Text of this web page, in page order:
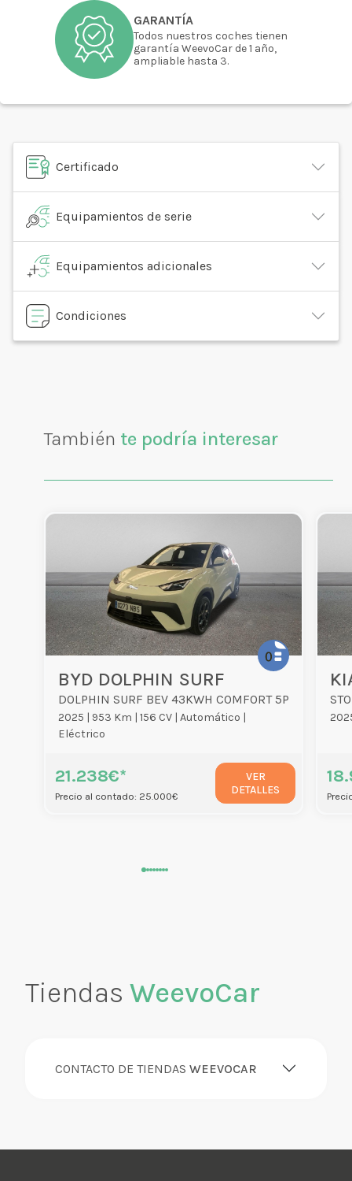
GARANTÍA
Todos nuestros coches tienen
garantía WeevoCar de 1 año,
ampliable hasta 3.
Certificado
Equipamientos de serie
Equipamientos adicionales
Condiciones
También te podría interesar
BYD DOLPHIN SURF
DOLPHIN SURF BEV 43KWH COMFORT 5P
2025 | 953 Km | 156 CV | Automático |
Eléctrico
21.238€*
Precio al contado: 25.000€
VER
DETALLES
Tiendas WeevoCar
CONTACTO DE TIENDASWEEVOCAR